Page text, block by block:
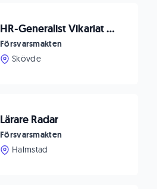
HR-Generalist Vikariat Markverkstaden
Försvarsmakten
Skövde
Lärare Radar
Försvarsmakten
Halmstad